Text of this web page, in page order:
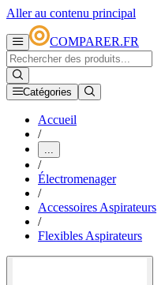
Aller au contenu principal
COMPARER.FR
Catégories
Accueil
/
...
/
Électromenager
/
Accessoires Aspirateurs
/
Flexibles Aspirateurs